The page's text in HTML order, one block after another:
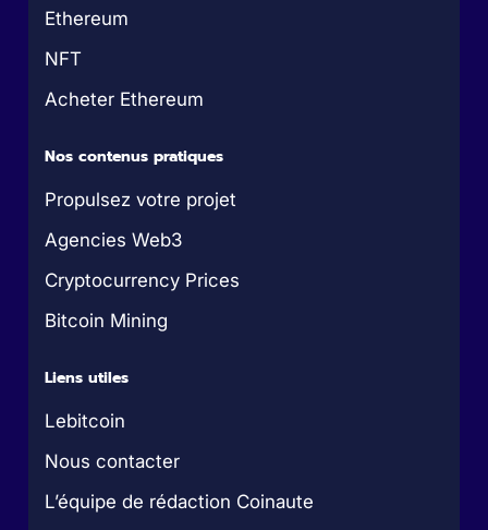
Ethereum
NFT
Acheter Ethereum
Nos contenus pratiques
Propulsez votre projet
Agencies Web3
Cryptocurrency Prices
Bitcoin Mining
Liens utiles
Lebitcoin
Nous contacter
L’équipe de rédaction Coinaute